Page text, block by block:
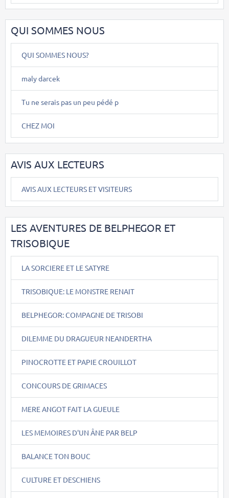
QUI SOMMES NOUS
QUI SOMMES NOUS?
maly darcek
Tu ne serais pas un peu pédé p
CHEZ MOI
AVIS AUX LECTEURS
AVIS AUX LECTEURS ET VISITEURS
LES AVENTURES DE BELPHEGOR ET
TRISOBIQUE
LA SORCIERE ET LE SATYRE
TRISOBIQUE: LE MONSTRE RENAIT
BELPHEGOR: COMPAGNE DE TRISOBI
DILEMME DU DRAGUEUR NEANDERTHA
PINOCROTTE ET PAPIE CROUILLOT
CONCOURS DE GRIMACES
MERE ANGOT FAIT LA GUEULE
LES MEMOIRES D'UN ÂNE PAR BELP
BALANCE TON BOUC
CULTURE ET DESCHIENS